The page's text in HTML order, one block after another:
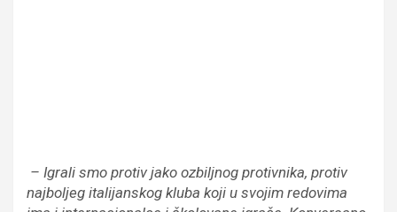
– Igrali smo protiv jako ozbiljnog protivnika, protiv
najboljeg italijanskog kluba koji u svojim redovima